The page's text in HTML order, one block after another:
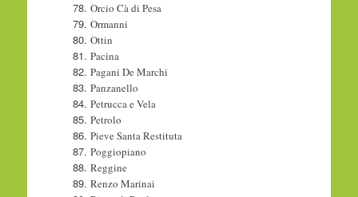
Orcio Cà di Pesa
Ormanni
Ottin
Pacina
Pagani De Marchi
Panzanello
Petrucca e Vela
Petrolo
Pieve Santa Restituta
Poggiopiano
Reggine
Renzo Marinai